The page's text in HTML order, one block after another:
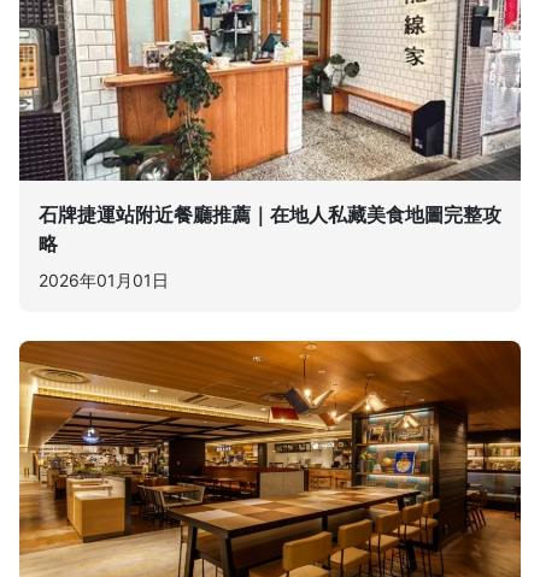
石牌捷運站附近餐廳推薦｜在地人私藏美食地圖完整攻
略
2026年01月01日